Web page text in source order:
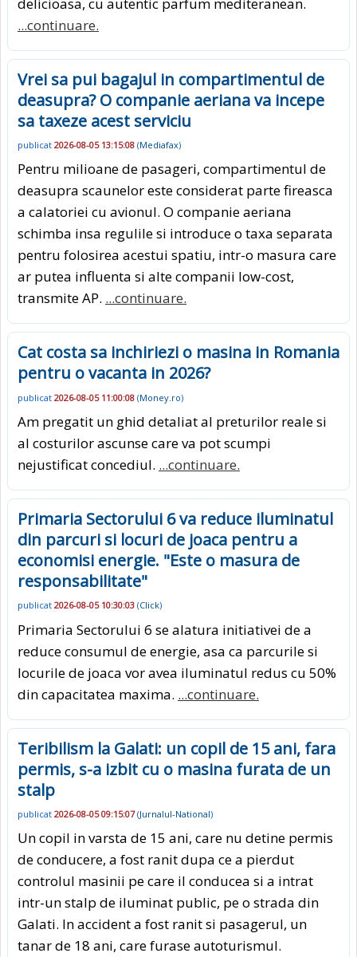
...continuare.
Vrei sa pui bagajul in compartimentul de
deasupra? O companie aeriana va incepe
sa taxeze acest serviciu
publicat 2026-08-05 13:15:08 (Mediafax)
Pentru milioane de pasageri, compartimentul de
deasupra scaunelor este considerat parte fireasca
a calatoriei cu avionul. O companie aeriana
schimba insa regulile si introduce o taxa separata
pentru folosirea acestui spatiu, intr-o masura care
ar putea influenta si alte companii low-cost,
transmite AP. ...continuare.
Cat costa sa inchiriezi o masina in Romania
pentru o vacanta in 2026?
publicat 2026-08-05 11:00:08 (Money.ro)
Am pregatit un ghid detaliat al preturilor reale si
al costurilor ascunse care va pot scumpi
nejustificat concediul. ...continuare.
Primaria Sectorului 6 va reduce iluminatul
din parcuri si locuri de joaca pentru a
economisi energie. "Este o masura de
responsabilitate"
publicat 2026-08-05 10:30:03 (Click)
Primaria Sectorului 6 se alatura initiativei de a
reduce consumul de energie, asa ca parcurile si
locurile de joaca vor avea iluminatul redus cu 50%
din capacitatea maxima. ...continuare.
Teribilism la Galati: un copil de 15 ani, fara
permis, s-a izbit cu o masina furata de un
stalp
publicat 2026-08-05 09:15:07(Jurnalul-National)
Un copil in varsta de 15 ani, care nu detine permis
de conducere, a fost ranit dupa ce a pierdut
controlul masinii pe care il conducea si a intrat
intr-un stalp de iluminat public, pe o strada din
Galati. In accident a fost ranit si pasagerul, un
tanar de 18 ani, care furase autoturismul.